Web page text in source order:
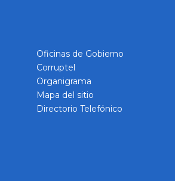
Oficinas de Gobierno
Corruptel
Organigrama
Mapa del sitio
Directorio Telefónico